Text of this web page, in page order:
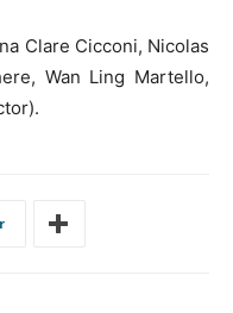
Clare Cicconi, Nicolas
Wan Ling Martello,